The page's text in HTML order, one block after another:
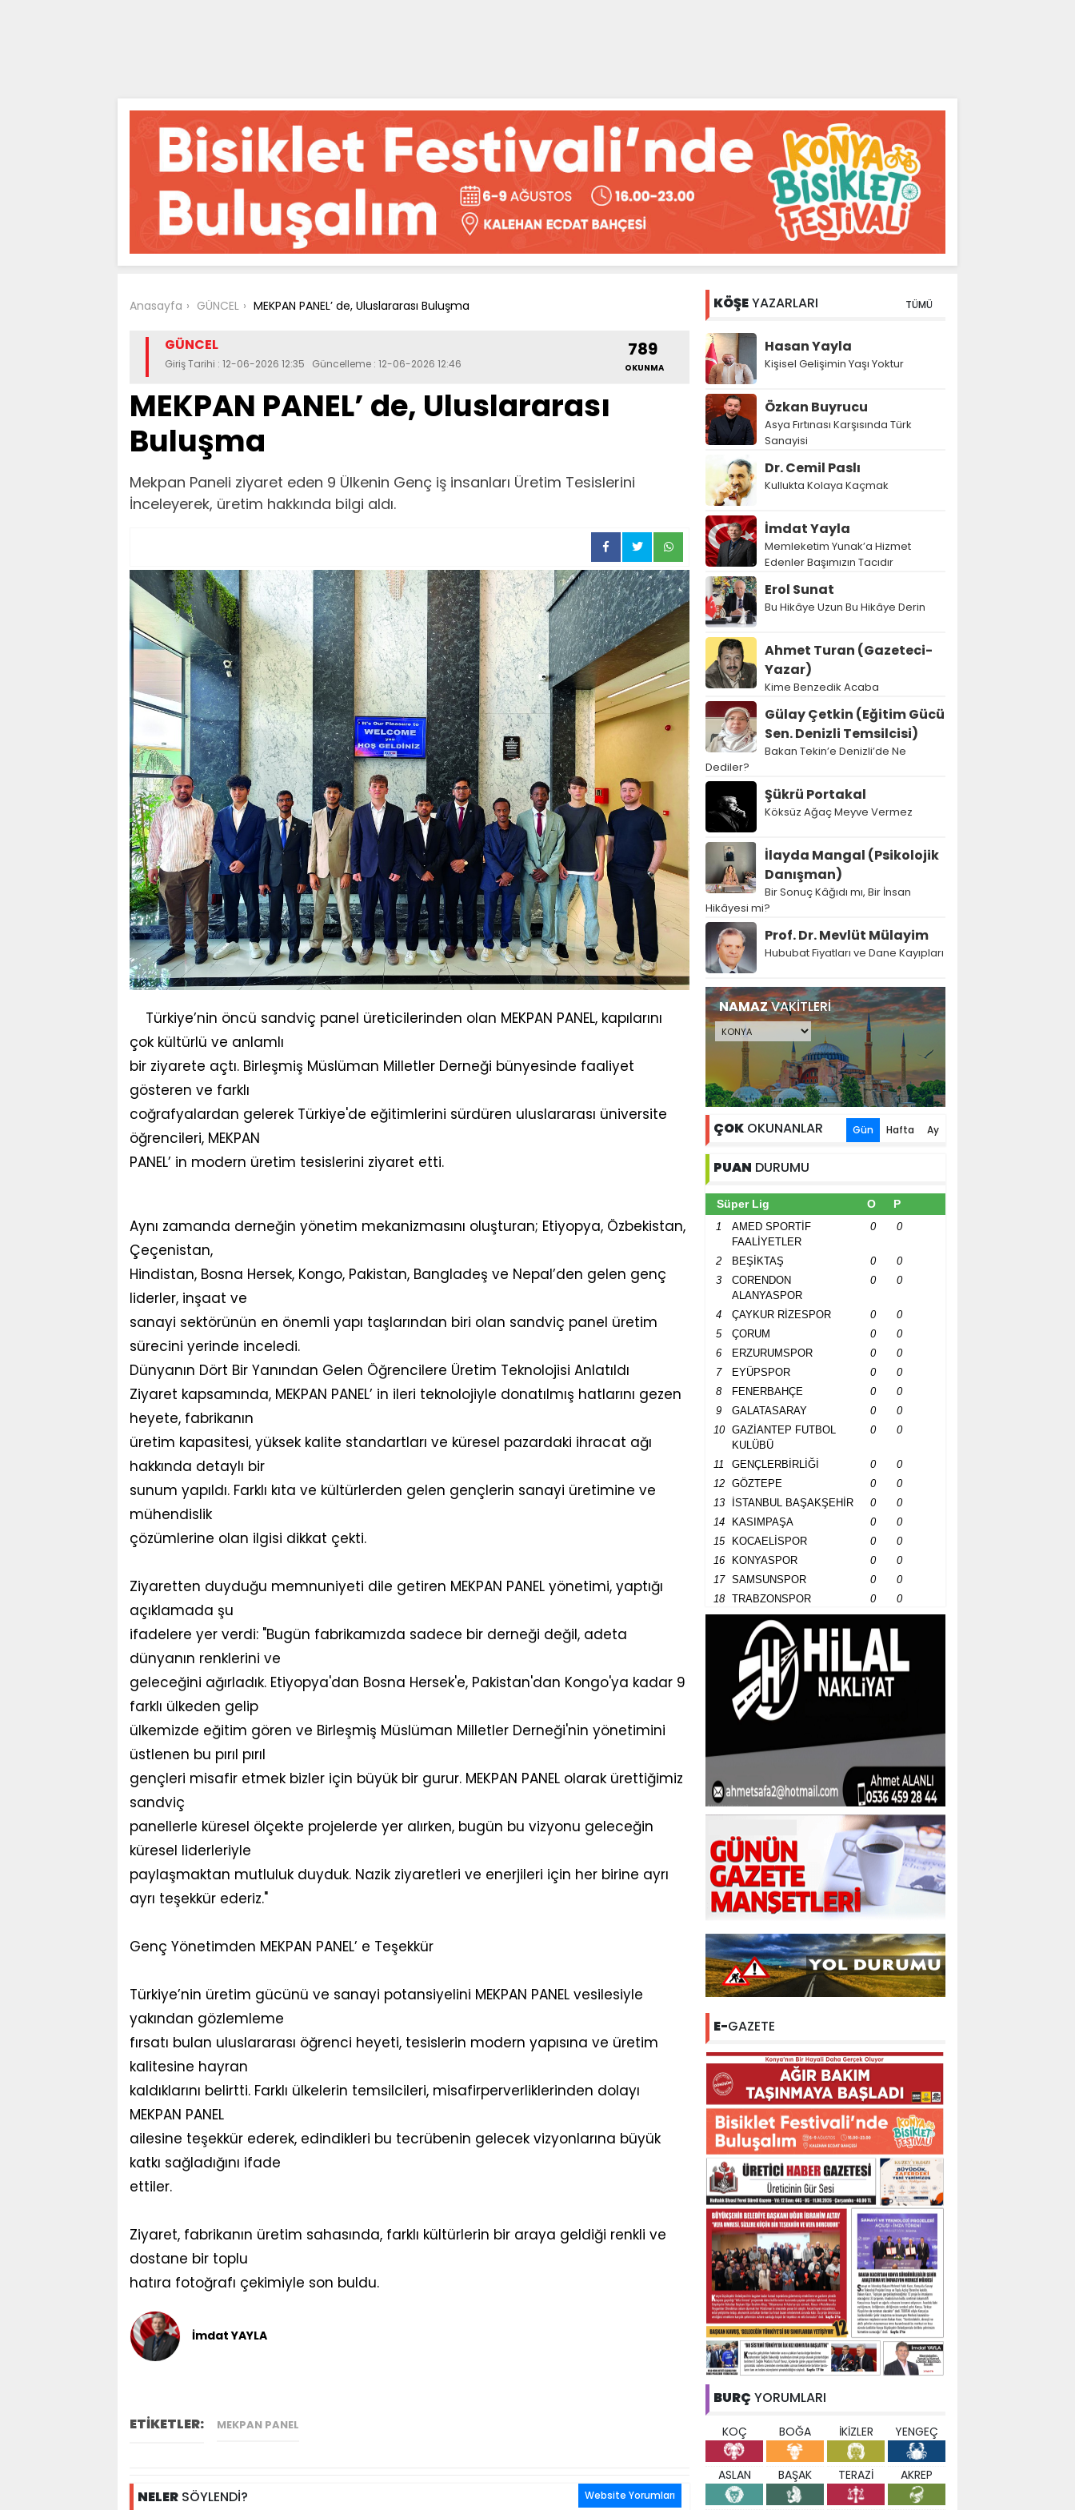
Anasayfa GÜNCEL MEKPAN PANEL’ de, Uluslararası Buluşma
GÜNCEL
Giriş Tarihi : 12-06-2026 12:35 Güncelleme : 12-06-2026 12:46
789
OKUNMA
MEKPAN PANEL’ de, Uluslararası
Buluşma
Mekpan Paneli ziyaret eden 9 Ülkenin Genç iş insanları Üretim Tesislerini
İnceleyerek, üretim hakkında bilgi aldı.
Türkiye’nin öncü sandviç panel üreticilerinden olan MEKPAN PANEL, kapılarını
çok kültürlü ve anlamlı
bir ziyarete açtı. Birleşmiş Müslüman Milletler Derneği bünyesinde faaliyet
gösteren ve farklı
coğrafyalardan gelerek Türkiye'de eğitimlerini sürdüren uluslararası üniversite
öğrencileri, MEKPAN
PANEL’ in modern üretim tesislerini ziyaret etti.
​Aynı zamanda derneğin yönetim mekanizmasını oluşturan; Etiyopya, Özbekistan,
Çeçenistan,
Hindistan, Bosna Hersek, Kongo, Pakistan, Bangladeş ve Nepal’den gelen genç
liderler, inşaat ve
sanayi sektörünün en önemli yapı taşlarından biri olan sandviç panel üretim
sürecini yerinde inceledi.
​Dünyanın Dört Bir Yanından Gelen Öğrencilere Üretim Teknolojisi Anlatıldı
​Ziyaret kapsamında, MEKPAN PANEL’ in ileri teknolojiyle donatılmış hatlarını gezen
heyete, fabrikanın
üretim kapasitesi, yüksek kalite standartları ve küresel pazardaki ihracat ağı
hakkında detaylı bir
sunum yapıldı. Farklı kıta ve kültürlerden gelen gençlerin sanayi üretimine ve
mühendislik
çözümlerine olan ilgisi dikkat çekti.
Ziyaretten duyduğu memnuniyeti dile getiren MEKPAN PANEL yönetimi, yaptığı
açıklamada şu
ifadelere yer verdi: "Bugün fabrikamızda sadece bir derneği değil, adeta
dünyanın renklerini ve
geleceğini ağırladık. Etiyopya'dan Bosna Hersek'e, Pakistan'dan Kongo'ya kadar 9
farklı ülkeden gelip
ülkemizde eğitim gören ve Birleşmiş Müslüman Milletler Derneği'nin yönetimini
üstlenen bu pırıl pırıl
gençleri misafir etmek bizler için büyük bir gurur. MEKPAN PANEL olarak ürettiğimiz
sandviç
panellerle küresel ölçekte projelerde yer alırken, bugün bu vizyonu geleceğin
küresel liderleriyle
paylaşmaktan mutluluk duyduk. Nazik ziyaretleri ve enerjileri için her birine ayrı
ayrı teşekkür ederiz."
Genç Yönetimden MEKPAN PANEL’ e Teşekkür
Türkiye’nin üretim gücünü ve sanayi potansiyelini MEKPAN PANEL vesilesiyle
yakından gözlemleme
fırsatı bulan uluslararası öğrenci heyeti, tesislerin modern yapısına ve üretim
kalitesine hayran
kaldıklarını belirtti. Farklı ülkelerin temsilcileri, misafirperverliklerinden dolayı
MEKPAN PANEL
ailesine teşekkür ederek, edindikleri bu tecrübenin gelecek vizyonlarına büyük
katkı sağladığını ifade
ettiler.
Ziyaret, fabrikanın üretim sahasında, farklı kültürlerin bir araya geldiği renkli ve
dostane bir toplu
hatıra fotoğrafı çekimiyle son buldu.
İmdat YAYLA
ETİKETLER: MEKPAN PANEL
NELER SÖYLENDİ? Website Yorumları
KÖŞEYAZARLARI TÜMÜ
Hasan Yayla
Kişisel Gelişimin Yaşı Yoktur
Özkan Buyrucu
Asya Fırtınası Karşısında Türk
Sanayisi
Dr. Cemil Paslı
Kullukta Kolaya Kaçmak
İmdat Yayla
Memleketim Yunak’a Hizmet
Edenler Başımızın Tacıdır
Erol Sunat
Bu Hikâye Uzun Bu Hikâye Derin
Ahmet Turan (Gazeteci-
Yazar)
Kime Benzedik Acaba
Gülay Çetkin (Eğitim Gücü
Sen. Denizli Temsilcisi)
Bakan Tekin’e Denizli’de Ne
Dediler?
Şükrü Portakal
Köksüz Ağaç Meyve Vermez
İlayda Mangal (Psikolojik
Danışman)
Bir Sonuç Kâğıdı mı, Bir İnsan
Hikâyesi mi?
Prof. Dr. Mevlüt Mülayim
Hububat Fiyatları ve Dane Kayıpları
NAMAZVAKİTLERİ
ÇOK OKUNANLAR Gün Hafta Ay
PUAN DURUMU
Süper Lig O P
1
AMED SPORTİF
FAALİYETLER
0 0
2 BEŞİKTAŞ 0
0
3
CORENDON
ALANYASPOR
0 0
4 ÇAYKUR RİZESPOR 0
0
5
ÇORUM 0
0
6
ERZURUMSPOR 0
0
7
EYÜPSPOR 0
0
8
FENERBAHÇE 0
0
9
GALATASARAY 0
0
10
GAZİANTEP FUTBOL
KULÜBÜ
0 0
11 GENÇLERBİRLİĞİ 0
0
12
GÖZTEPE 0
0
13
İSTANBUL BAŞAKŞEHİR 0
0
14
KASIMPAŞA 0
0
15
KOCAELİSPOR 0
0
16
KONYASPOR 0
0
17
SAMSUNSPOR 0
0
18
TRABZONSPOR 0 0
E-GAZETE
BURÇ YORUMLARI
KOÇ BOĞA İKİZLER YENGEÇ
ASLAN BAŞAK TERAZİ AKREP